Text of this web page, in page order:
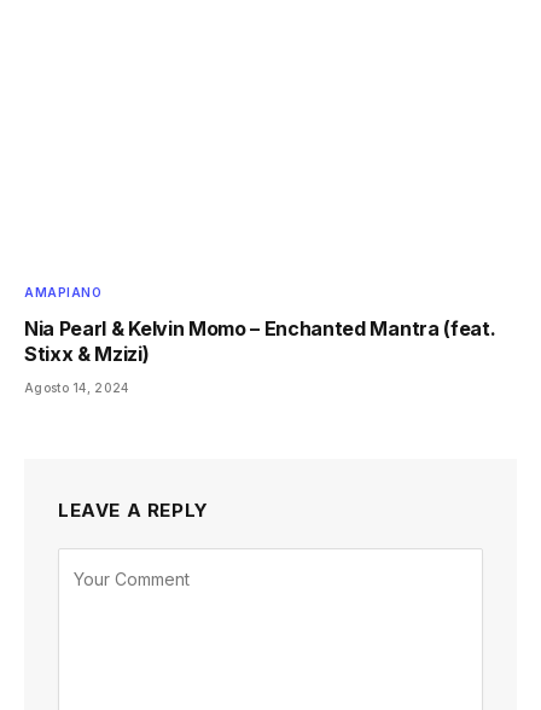
AMAPIANO
Nia Pearl & Kelvin Momo – Enchanted Mantra (feat.
Stixx & Mzizi)
Agosto 14, 2024
LEAVE A REPLY